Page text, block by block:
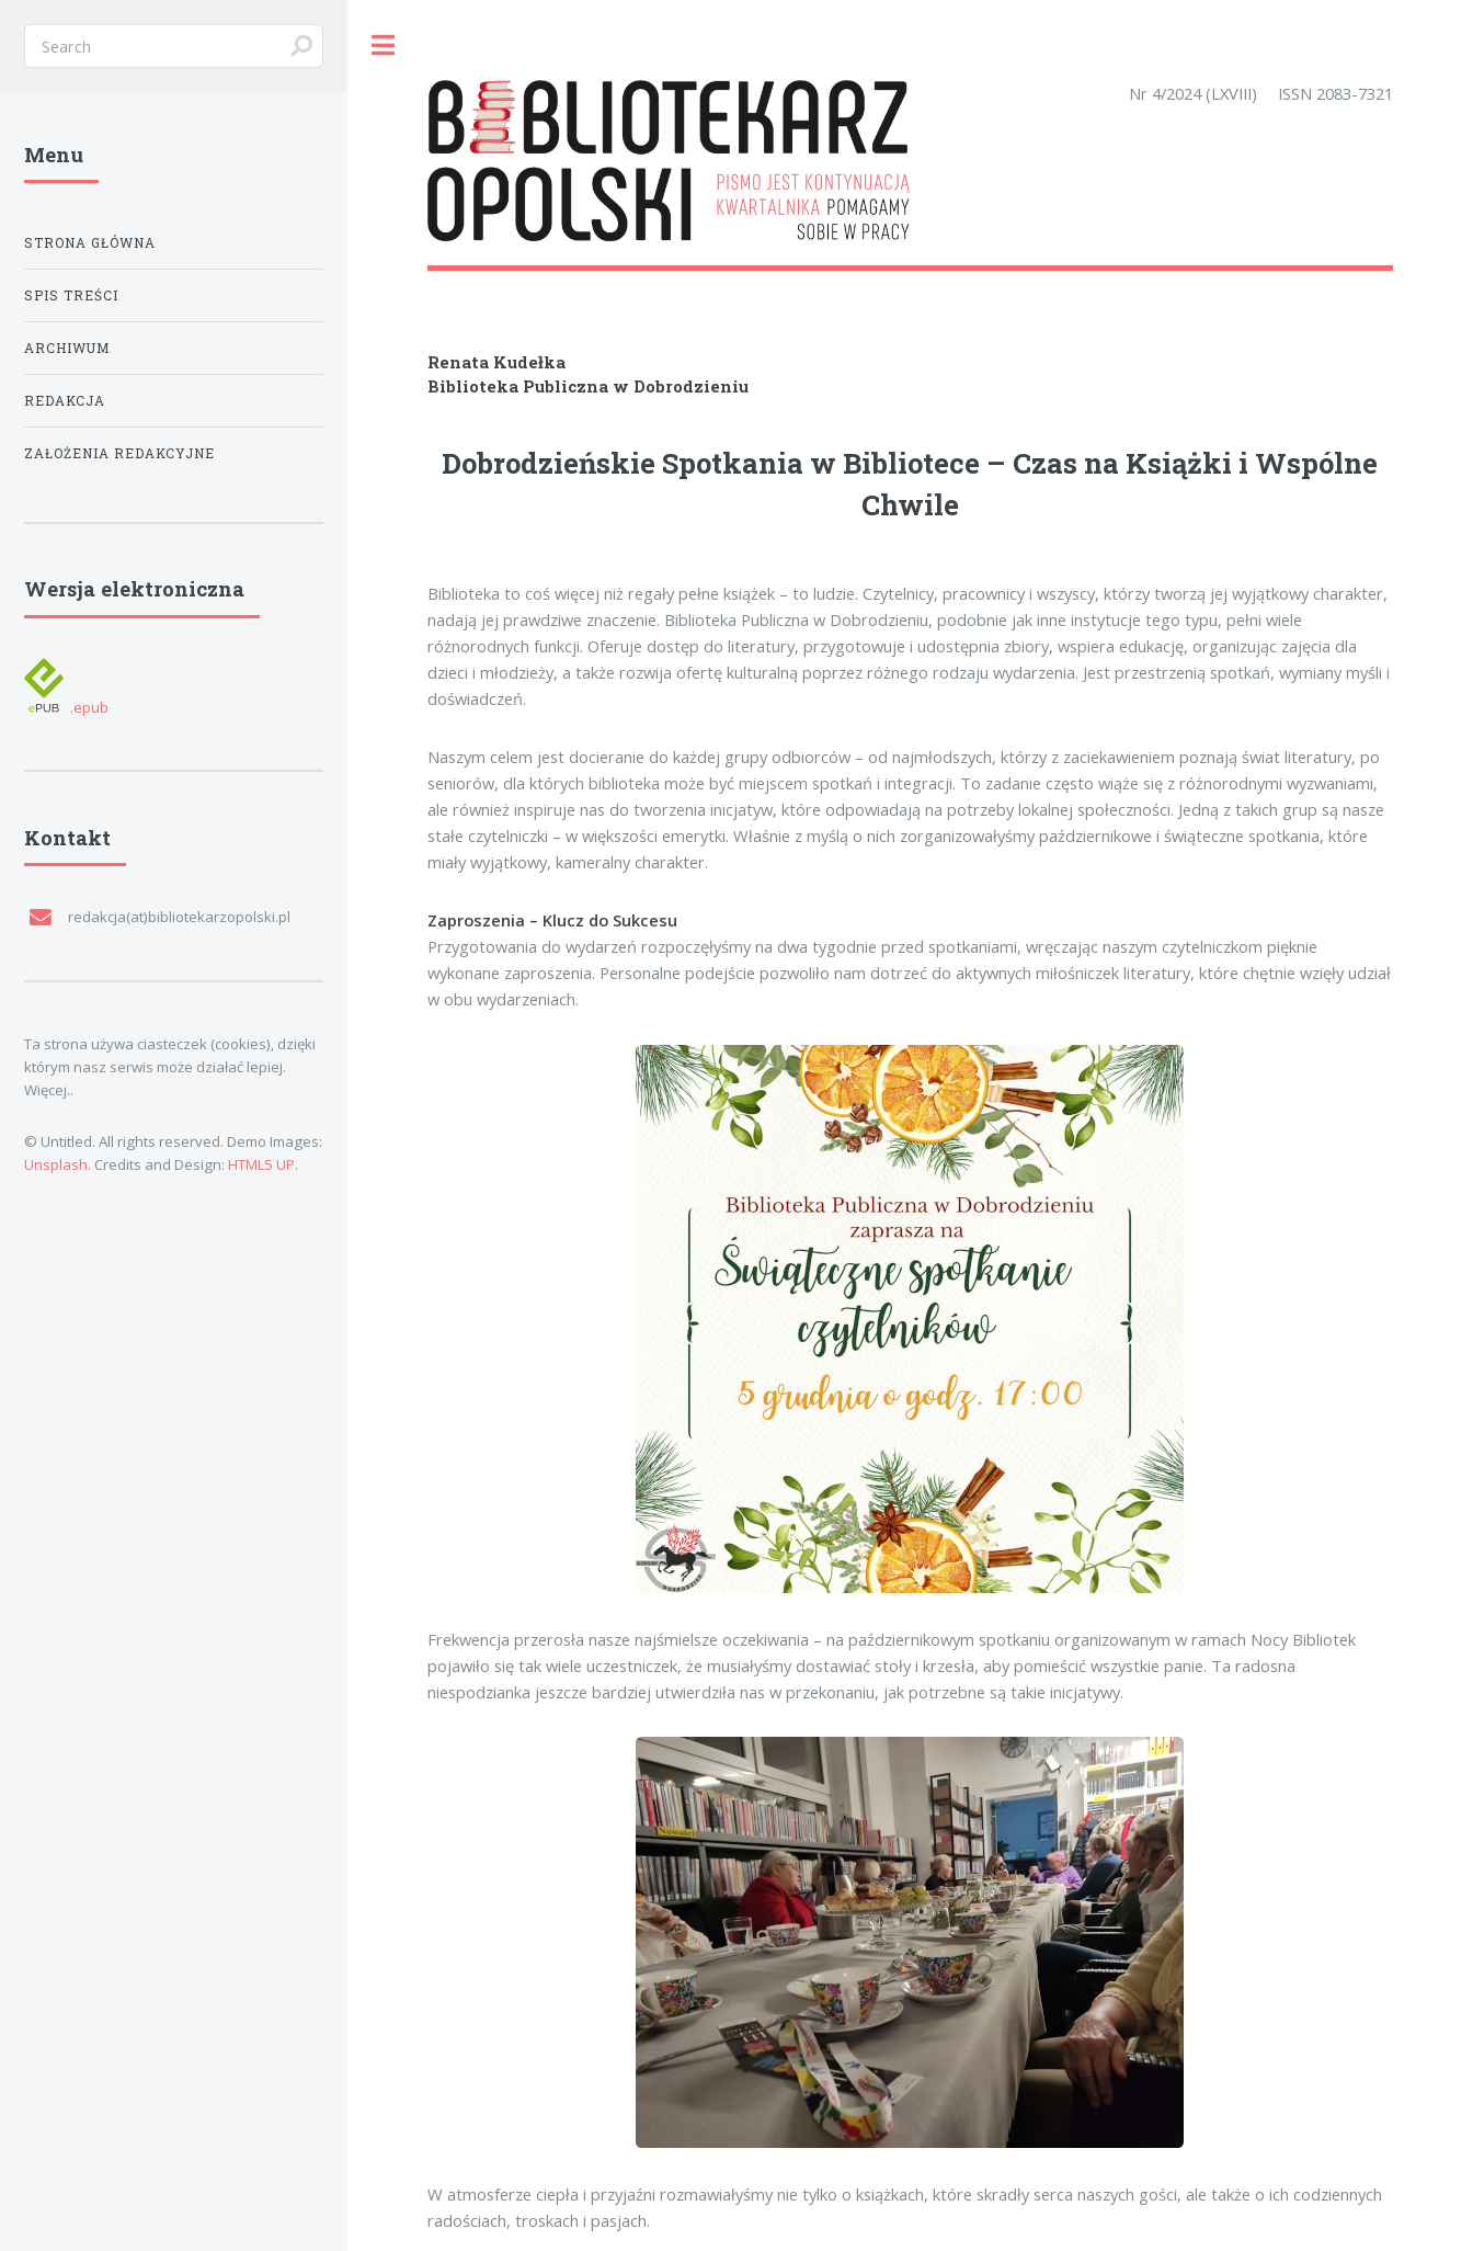
Nr 4/2024 (LXVIII) ISSN 2083-7321
Renata Kudełka
Biblioteka Publiczna w Dobrodzieniu
Dobrodzieńskie Spotkania w Bibliotece – Czas na Książki i Wspólne
Chwile
Biblioteka to coś więcej niż regały pełne książek – to ludzie. Czytelnicy, pracownicy i wszyscy, którzy tworzą jej wyjątkowy charakter,
nadają jej prawdziwe znaczenie. Biblioteka Publiczna w Dobrodzieniu, podobnie jak inne instytucje tego typu, pełni wiele
różnorodnych funkcji. Oferuje dostęp do literatury, przygotowuje i udostępnia zbiory, wspiera edukację, organizując zajęcia dla
dzieci i młodzieży, a także rozwija ofertę kulturalną poprzez różnego rodzaju wydarzenia. Jest przestrzenią spotkań, wymiany myśli i
doświadczeń.
Naszym celem jest docieranie do każdej grupy odbiorców – od najmłodszych, którzy z zaciekawieniem poznają świat literatury, po
seniorów, dla których biblioteka może być miejscem spotkań i integracji. To zadanie często wiąże się z różnorodnymi wyzwaniami,
ale również inspiruje nas do tworzenia inicjatyw, które odpowiadają na potrzeby lokalnej społeczności. Jedną z takich grup są nasze
stałe czytelniczki – w większości emerytki. Właśnie z myślą o nich zorganizowałyśmy październikowe i świąteczne spotkania, które
miały wyjątkowy, kameralny charakter.
Zaproszenia – Klucz do Sukcesu
Przygotowania do wydarzeń rozpoczęłyśmy na dwa tygodnie przed spotkaniami, wręczając naszym czytelniczkom pięknie
wykonane zaproszenia. Personalne podejście pozwoliło nam dotrzeć do aktywnych miłośniczek literatury, które chętnie wzięły udział
w obu wydarzeniach.
Frekwencja przerosła nasze najśmielsze oczekiwania – na październikowym spotkaniu organizowanym w ramach Nocy Bibliotek
pojawiło się tak wiele uczestniczek, że musiałyśmy dostawiać stoły i krzesła, aby pomieścić wszystkie panie. Ta radosna
niespodzianka jeszcze bardziej utwierdziła nas w przekonaniu, jak potrzebne są takie inicjatywy.
W atmosferze ciepła i przyjaźni rozmawiałyśmy nie tylko o książkach, które skradły serca naszych gości, ale także o ich codziennych
radościach, troskach i pasjach.
Menu
STRONA GŁÓWNA
SPIS TREŚCI
ARCHIWUM
REDAKCJA
ZAŁOŻENIA REDAKCYJNE
Wersja elektroniczna
.epub
Kontakt
redakcja(at)bibliotekarzopolski.pl
Ta strona używa ciasteczek (cookies), dzięki
którym nasz serwis może działać lepiej.
Więcej..
© Untitled. All rights reserved. Demo Images:
Unsplash. Credits and Design: HTML5 UP.